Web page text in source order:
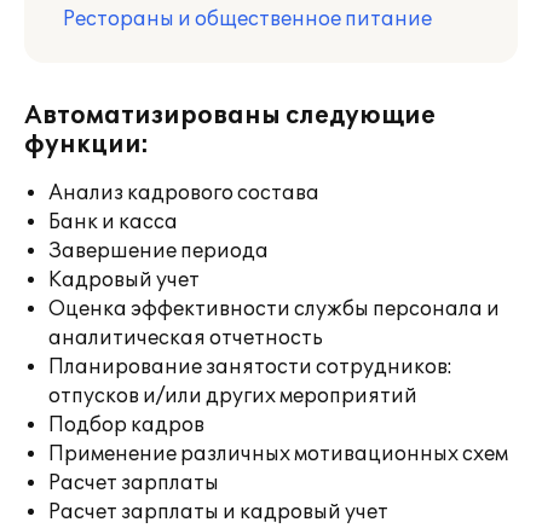
Рестораны и общественное питание
Автоматизированы следующие
функции:
Анализ кадрового состава
Банк и касса
Завершение периода
Кадровый учет
Оценка эффективности службы персонала и
аналитическая отчетность
Планирование занятости сотрудников:
отпусков и/или других мероприятий
Подбор кадров
Применение различных мотивационных схем
Расчет зарплаты
Расчет зарплаты и кадровый учет